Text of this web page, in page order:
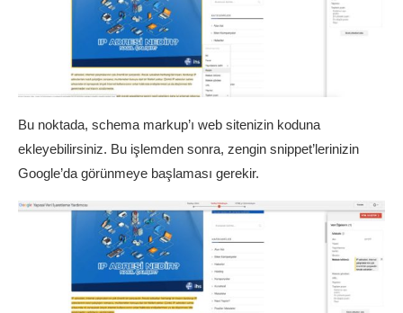
Bu noktada, schema markup’ı web sitenizin koduna
ekleyebilirsiniz. Bu işlemden sonra, zengin snippet’lerinizin
Google’da görünmeye başlaması gerekir.